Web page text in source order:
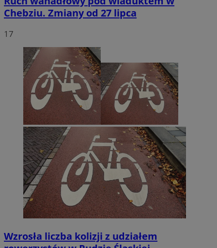
Chebziu. Zmiany od 27 lipca
17
Wzrosła liczba kolizji z udziałem